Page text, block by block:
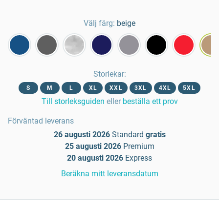
Välj färg: beige
Storlekar:
S M L XL XXL 3XL 4XL 5XL
Till storleksguiden eller beställa ett prov
Förväntad leverans
26 augusti 2026 Standard gratis
25 augusti 2026 Premium
20 augusti 2026 Express
Beräkna mitt leveransdatum